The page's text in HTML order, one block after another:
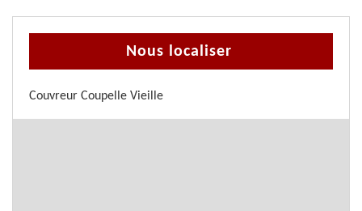
Nous localiser
Couvreur Coupelle Vieille